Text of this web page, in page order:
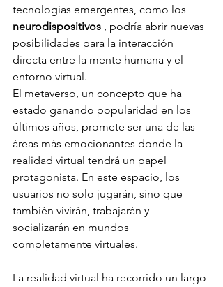
tecnologías emergentes, como los
neurodispositivos , podría abrir nuevas
posibilidades para la interacción
directa entre la mente humana y el
entorno virtual.
El metaverso, un concepto que ha
estado ganando popularidad en los
últimos años, promete ser una de las
áreas más emocionantes donde la
realidad virtual tendrá un papel
protagonista. En este espacio, los
usuarios no solo jugarán, sino que
también vivirán, trabajarán y
socializarán en mundos
completamente virtuales.
La realidad virtual ha recorrido un largo